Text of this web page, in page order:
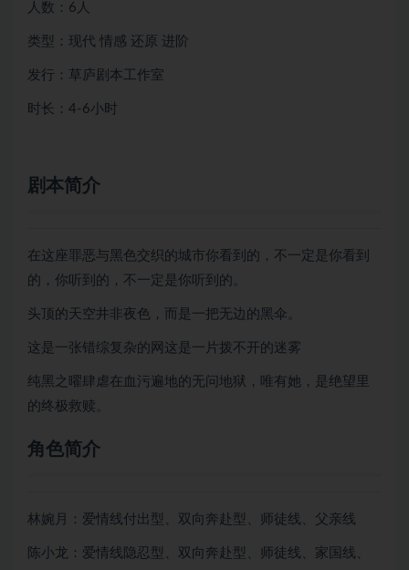
人数：6人
类型：现代 情感 还原 进阶
发行：草庐剧本工作室
时长：4-6小时
剧本简介
在这座罪恶与黑色交织的城市你看到的，不一定是你看到
的，你听到的，不一定是你听到的。
头顶的天空井非夜色，而是一把无边的黑伞。
这是一张错综复杂的网这是一片拨不开的迷雾
纯黑之曜肆虐在血污遍地的无问地狱，唯有她，是绝望里
的终极救赎。
角色简介
林婉月：爱情线付出型、双向奔赴型、师徒线、父亲线
陈小龙：爱情线隐忍型、双向奔赴型、师徒线、家国线、